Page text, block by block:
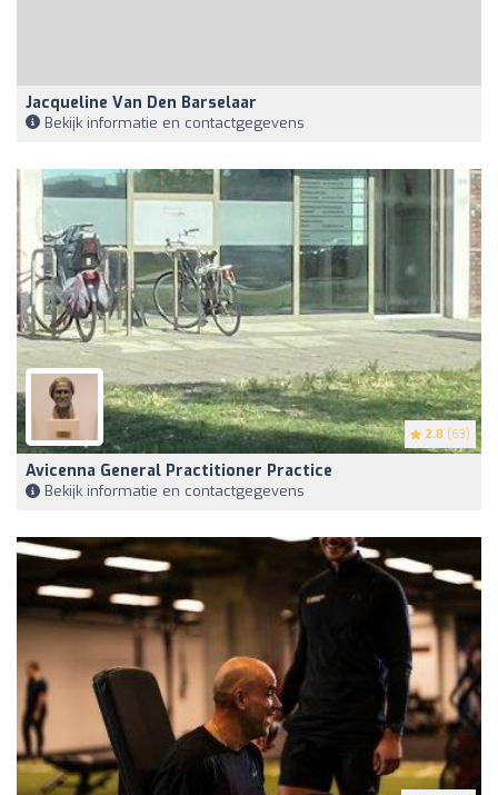
Jacqueline Van Den Barselaar
Bekijk informatie en contactgegevens
2.8 (63)
Avicenna General Practitioner Practice
Bekijk informatie en contactgegevens